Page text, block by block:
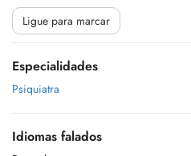
Ligue para marcar
Especialidades
Psiquiatra
Idiomas falados